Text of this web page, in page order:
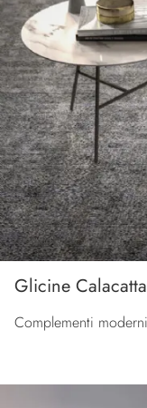
Glicine Calacatta